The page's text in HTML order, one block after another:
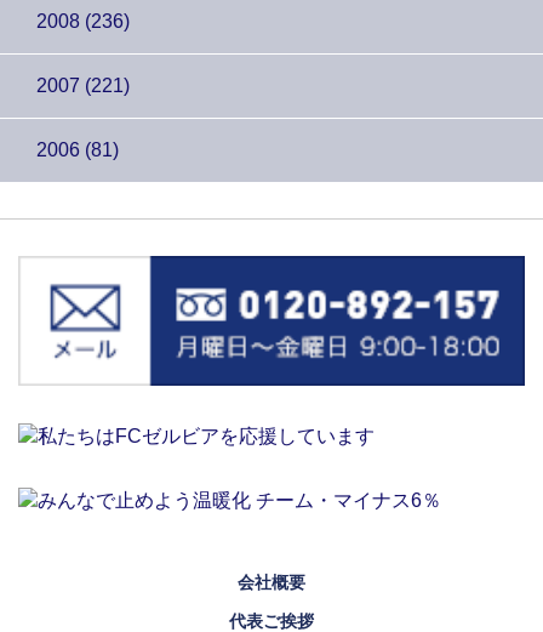
2008 (236)
2007 (221)
2006 (81)
会社概要
代表ご挨拶